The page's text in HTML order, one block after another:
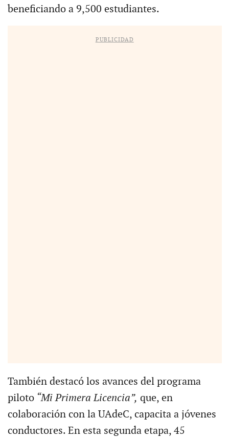
beneficiando a 9,500 estudiantes.
PUBLICIDAD
También destacó los avances del programa
piloto“Mi Primera Licencia”, que, en
colaboración con la UAdeC, capacita a jóvenes
conductores. En esta segunda etapa, 45